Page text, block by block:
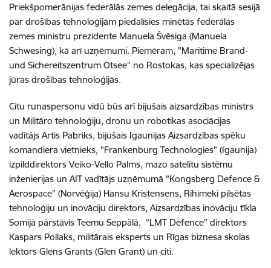
Priekšpomerānijas federālās zemes delegācija, tai skaitā sesijā
par drošības tehnoloģijām piedalīsies minētās federālās
zemes ministru prezidente Manuela Švēsiga (Manuela
Schwesing), kā arī uzņēmumi. Piemēram, "Maritime Brand-
und Sichereitszentrum Otsee" no Rostokas, kas specializējas
jūras drošības tehnoloģijās.
Citu runaspersonu vidū būs arī bijušais aizsardzības ministrs
un Militāro tehnoloģiju, dronu un robotikas asociācijas
vadītājs Artis Pabriks, bijušais Igaunijas Aizsardzības spēku
komandiera vietnieks, "Frankenburg Technologies" (Igaunija)
izpilddirektors Veiko-Vello Palms, mazo satelītu sistēmu
inženierijas un AIT vadītājs uzņēmumā "Kongsberg Defence &
Aerospace" (Norvēģija) Hansu Kristensens, Rīhimeki pilsētas
tehnoloģiju un inovāciju direktors, Aizsardzības inovāciju tīkla
Somijā pārstāvis Teemu Seppälä, “LMT Defence” direktors
Kaspars Pollaks, militārais eksperts un Rīgas biznesa skolas
lektors Glens Grants (Glen Grant) un citi.